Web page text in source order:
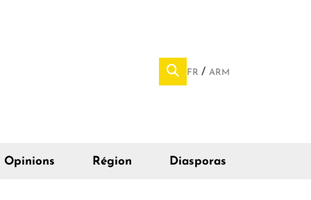
FR ARM
Opinions Région Diasporas